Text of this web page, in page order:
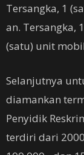
Tersangka, 1
an. Tersangka,
(satu) unit mobil
Selanjutnya
diamankan
Penyidik
terdiri dari